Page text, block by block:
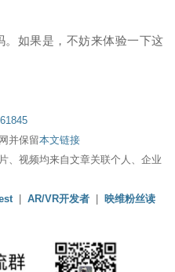
如果是，不妨来体验一下这
并保留本文链接
、视频均来自文章关联个人、企业
| AR/VR开发者
映维粉丝读